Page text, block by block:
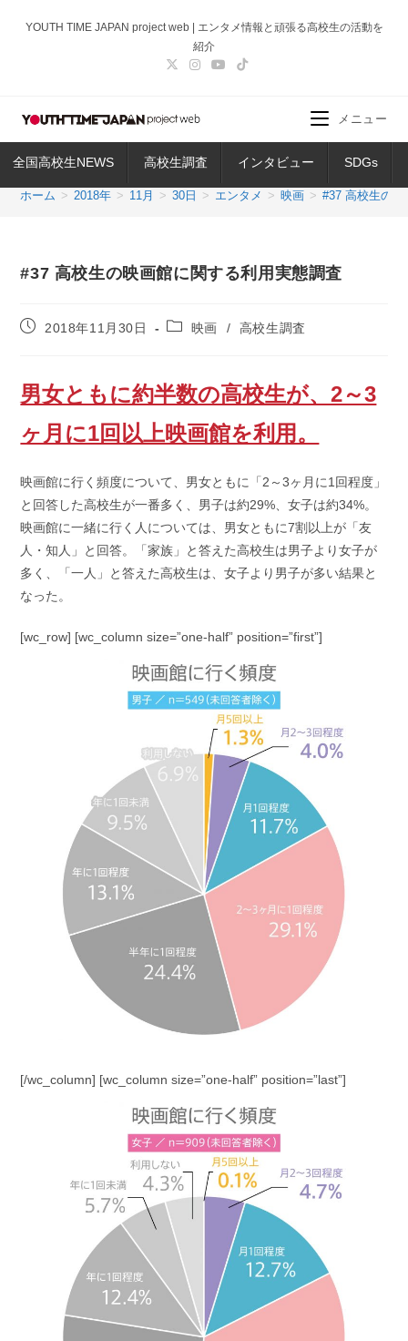
ス
ッ
YOUTH TIME JAPAN project web | エンタメ情報と頑張る高校生の活動を
紹介
全国高校生NEWS 高校生調査 インタビュー SDGs
メニュー
ホーム > 2018年 > 11月 > 30日 > エンタメ > 映画 > #37 高校生の
#37 高校生の映画館に関する利用実態調査
投
日:
2018年11月30日
投
ゴ
ー:
映画 / 高校生調査
男女ともに約半数の高校生が、2～3
ヶ月に1回以上映画館を利用。
映画館に行く頻度について、男女ともに「2～3ヶ月に1回程度」
と回答した高校生が一番多く、男子は約29%、女子は約34%。
映画館に一緒に行く人については、男女ともに7割以上が「友
人・知人」と回答。「家族」と答えた高校生は男子より女子が
多く、「一人」と答えた高校生は、女子より男子が多い結果と
なった。
[wc_row] [wc_column size=”one-half” position=”first”]
[/wc_column] [wc_column size=”one-half” position=”last”]